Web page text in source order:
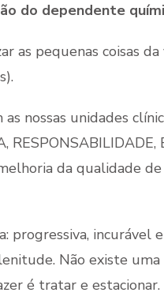
do dependente
as pequenas coisas
nossas unidades
da qualidade
progressiva, incurável
Não existe uma
é tratar e